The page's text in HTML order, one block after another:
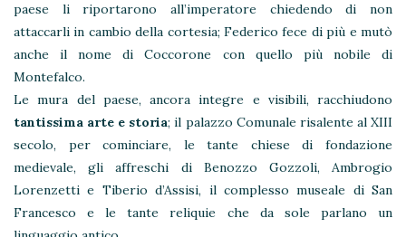
paese li riportarono all’imperatore chiedendo di non
attaccarli in cambio della cortesia; Federico fece di più e mutò
anche il nome di Coccorone con quello più nobile di
Montefalco.
Le mura del paese, ancora integre e visibili, racchiudono
tantissima arte e storia; il palazzo Comunale risalente al XIII
secolo, per cominciare, le tante chiese di fondazione
medievale, gli affreschi di Benozzo Gozzoli, Ambrogio
Lorenzetti e Tiberio d’Assisi, il complesso museale di San
Francesco e le tante reliquie che da sole parlano un